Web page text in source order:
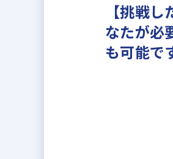
【挑戦
なたが必
も可能で